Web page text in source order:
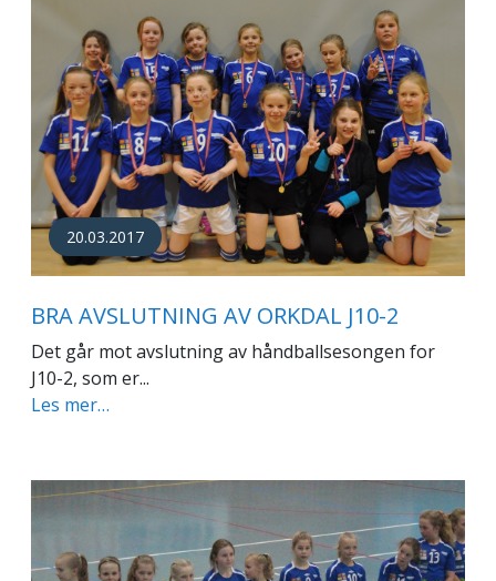
20.03.2017
BRA AVSLUTNING AV ORKDAL J10-2
Det går mot avslutning av håndballsesongen for
J10-2, som er...
Les mer…